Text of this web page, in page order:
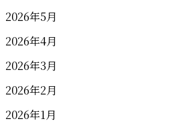
2026年5月
2026年4月
2026年3月
2026年2月
2026年1月